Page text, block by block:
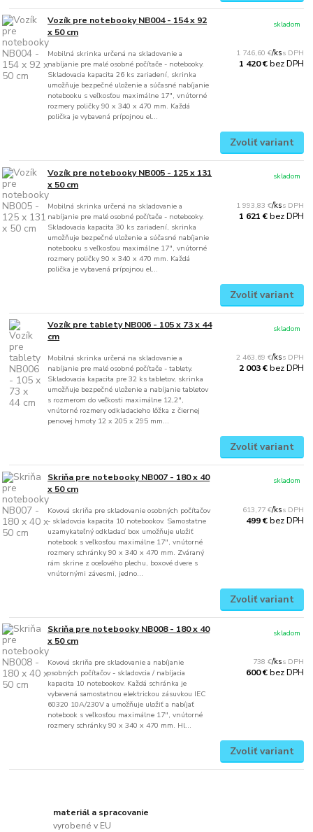
Vozík pre notebooky NB004 - 154 x 92
x 50 cm
Mobilná skrinka určená na skladovanie a
nabíjanie pre malé osobné počítače - notebooky.
Skladovacia kapacita 26 ks zariadení, skrinka
umožňuje bezpečné uloženie a súčasné nabíjanie
notebooku s veľkosťou maximálne 17", vnútorné
rozmery poličky 90 x 340 x 470 mm. Každá
polička je vybavená prípojnou el...
1 746,60 €/ks
1 420 €bez DPH
skladom
Zvoliť variant
Vozík pre notebooky NB005 - 125 x 131
x 50 cm
Mobilná skrinka určená na skladovanie a
nabíjanie pre malé osobné počítače - notebooky.
Skladovacia kapacita 30 ks zariadení, skrinka
umožňuje bezpečné uloženie a súčasné nabíjanie
notebooku s veľkosťou maximálne 17", vnútorné
rozmery poličky 90 x 340 x 470 mm. Každá
polička je vybavená prípojnou el...
1 993,83 €/ks
1 621 €bez DPH
skladom
Zvoliť variant
Vozík pre tablety NB006 - 105 x 73 x 44
cm
Mobilná skrinka určená na skladovanie a
nabíjanie pre malé osobné počítače - tablety.
Skladovacia kapacita pre 32 ks tabletov, skrinka
umožňuje bezpečné uloženie a nabíjanie tabletov
s rozmerom do veľkosti maximálne 12,2",
vnútorné rozmery odkladacieho lôžka z čiernej
penovej hmoty 12 x 205 x 295 mm...
2 463,69 €/ks
2 003 €bez DPH
skladom
Zvoliť variant
Skriňa pre notebooky NB007 - 180 x 40
x 50 cm
Kovová skriňa pre skladovanie osobných počítačov
- skladovcia kapacita 10 notebookov. Samostatne
uzamykateľný odkladací box umožňuje uložiť
notebook s veľkosťou maximálne 17", vnútorné
rozmery schránky 90 x 340 x 470 mm. Zváraný
rám skrine z oceľového plechu, boxové dvere s
vnútornými závesmi, jedno...
613,77 €/ks
499 €bez DPH
skladom
Zvoliť variant
Skriňa pre notebooky NB008 - 180 x 40
x 50 cm
Kovová skriňa pre skladovanie a nabíjanie
osobných počítačov - skladovcia / nabíjacia
kapacita 10 notebookov. Každá schránka je
vybavená samostatnou elektrickou zásuvkou IEC
60320 10A/230V a umožňuje uložiť a nabíjať
notebook s veľkosťou maximálne 17", vnútorné
rozmery schránky 90 x 340 x 470 mm. Hl...
738 €/ks
600 €bez DPH
skladom
Zvoliť variant
materiál a spracovanie
vyrobené v EU